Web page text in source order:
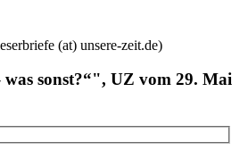
(at) unsere-zeit.de)
sonst?“", UZ vom 29. Mai